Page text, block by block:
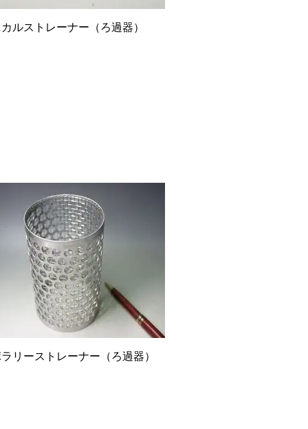
ルストレーナー（ろ過器）
リーストレーナー（ろ過器）